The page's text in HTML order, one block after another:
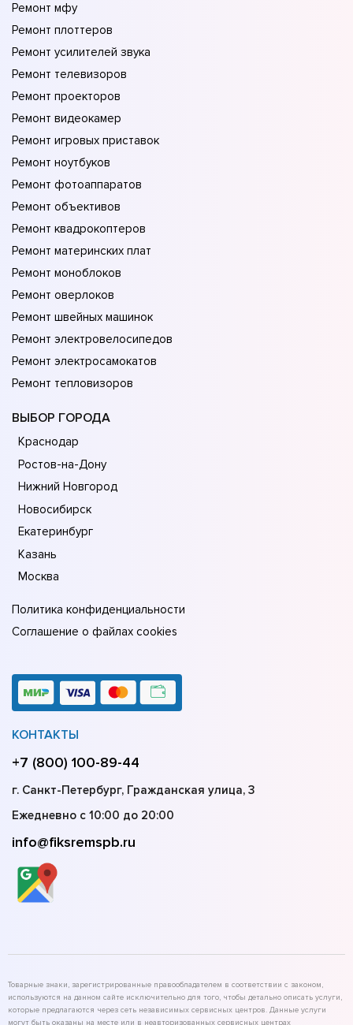
Ремонт мфу
Ремонт плоттеров
Ремонт усилителей звука
Ремонт телевизоров
Ремонт проекторов
Ремонт видеокамер
Ремонт игровых приставок
Ремонт ноутбуков
Ремонт фотоаппаратов
Ремонт объективов
Ремонт квадрокоптеров
Ремонт материнских плат
Ремонт моноблоков
Ремонт оверлоков
Ремонт швейных машинок
Ремонт электровелосипедов
Ремонт электросамокатов
Ремонт тепловизоров
ВЫБОР ГОРОДА
Краснодар
Ростов-на-Дону
Нижний Новгород
Новосибирск
Екатеринбург
Казань
Москва
Политика конфиденциальности
Соглашение о файлах cookies
КОНТАКТЫ
+7 (800) 100-89-44
г. Санкт-Петербург, Гражданская улица, 3
Ежедневно с 10:00 до 20:00
info@fiksremspb.ru
Товарные знаки, зарегистрированные правообладателем в соответствии с законом,
используются на данном сайте исключительно для того, чтобы детально описать услуги,
которые предлагаются через сеть независимых сервисных центров. Данные услуги
могут быть оказаны на месте или в неавторизованных сервисных центрах